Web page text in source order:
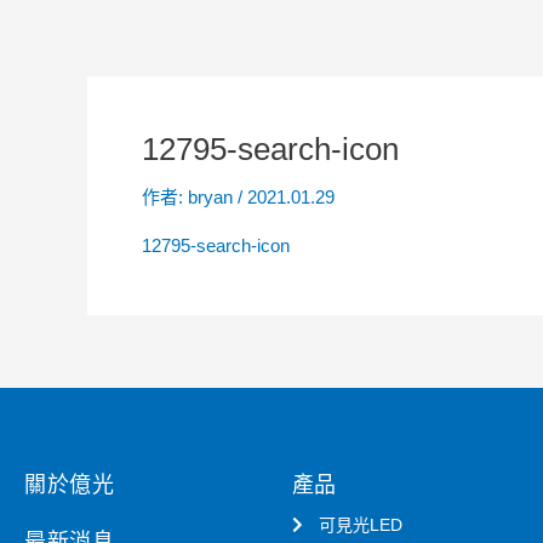
12795-search-icon
作者: bryan / 2021.01.29
12795-search-icon
關於億光 產品
可見光LED